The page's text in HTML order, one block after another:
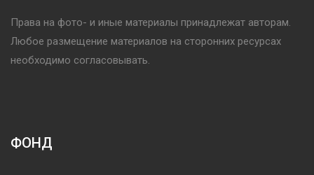
Права на фото- и иные материалы принадлежат авторам.
Любое размещение материалов на сторонних ресурсах
необходимо согласовывать.
ФОНД